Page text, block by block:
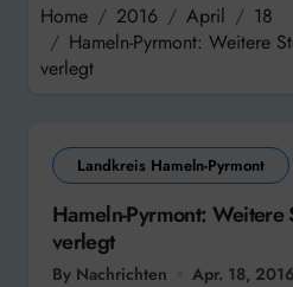
Home 2016 April
18
Hameln-Pyrmont: Weitere
verlegt
Landkreis Hameln-Pyrmont
Hameln-Pyrmont:
verlegt
By Nachrichten Apr. 18, 2016